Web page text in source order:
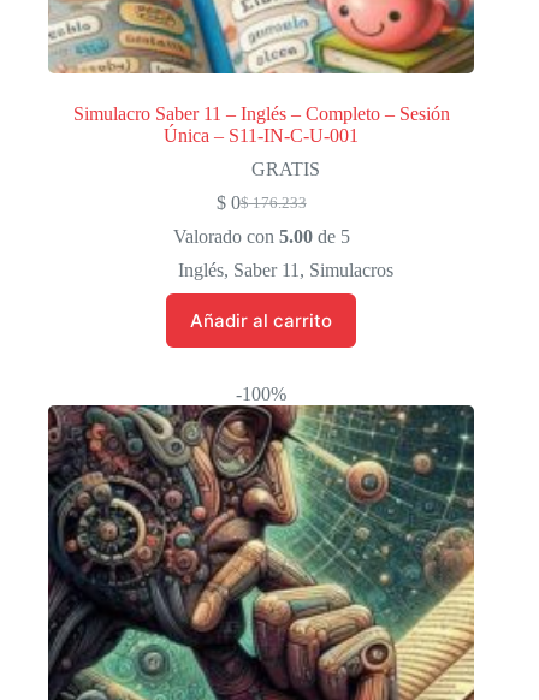
Simulacro Saber 11 – Inglés – Completo – Sesión
Única – S11-IN-C-U-001
GRATIS
$176.233
El
precio
era:
$ 176.233.
$0
El
precio
es:
$ 0.
Valorado con 5.00de 5
Inglés, Saber 11, Simulacros
Añadir al carrito
-100%